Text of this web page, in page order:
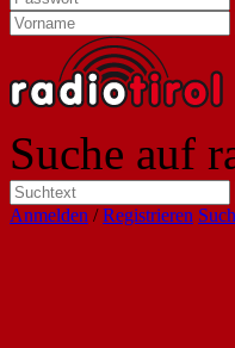
Suche auf
Anmelden /Registrieren